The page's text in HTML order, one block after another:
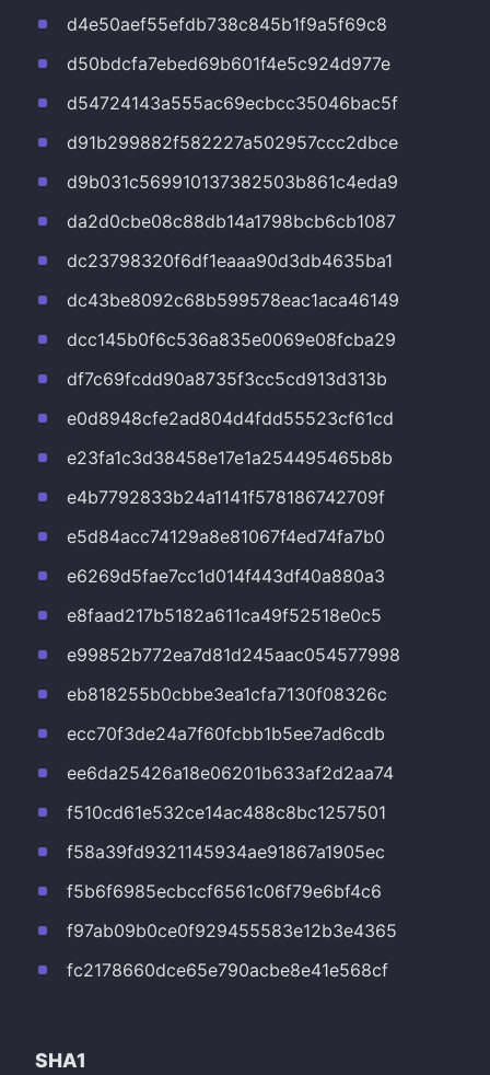
d4e50aef55efdb738c845b1f9a5f69c8
d50bdcfa7ebed69b601f4e5c924d977e
d54724143a555ac69ecbcc35046bac5f
d91b299882f582227a502957ccc2dbce
d9b031c569910137382503b861c4eda9
da2d0cbe08c88db14a1798bcb6cb1087
dc23798320f6df1eaaa90d3db4635ba1
dc43be8092c68b599578eac1aca46149
dcc145b0f6c536a835e0069e08fcba29
df7c69fcdd90a8735f3cc5cd913d313b
e0d8948cfe2ad804d4fdd55523cf61cd
e23fa1c3d38458e17e1a254495465b8b
e4b7792833b24a1141f578186742709f
e5d84acc74129a8e81067f4ed74fa7b0
e6269d5fae7cc1d014f443df40a880a3
e8faad217b5182a611ca49f52518e0c5
e99852b772ea7d81d245aac054577998
eb818255b0cbbe3ea1cfa7130f08326c
ecc70f3de24a7f60fcbb1b5ee7ad6cdb
ee6da25426a18e06201b633af2d2aa74
f510cd61e532ce14ac488c8bc1257501
f58a39fd9321145934ae91867a1905ec
f5b6f6985ecbccf6561c06f79e6bf4c6
f97ab09b0ce0f929455583e12b3e4365
fc2178660dce65e790acbe8e41e568cf
SHA1